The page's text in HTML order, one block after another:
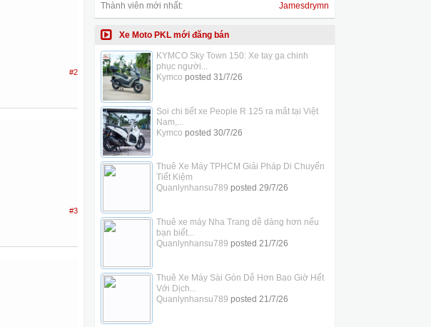
#2
#3
Thành viên mới nhất:
Jamesdrymn
Xe Moto PKL mới đăng bán
KYMCO Sky Town 150: Xe tay ga chinh
phục người...
Kymco posted 31/7/26
Soi chi tiết xe People R 125 ra mắt tại Việt
Nam,...
Kymco posted 30/7/26
Thuê Xe Máy TPHCM Giải Pháp Di Chuyển
Tiết Kiệm
Quanlynhansu789 posted 29/7/26
Thuê xe máy Nha Trang dễ dàng hơn nếu
bạn biết...
Quanlynhansu789 posted 21/7/26
Thuê Xe Máy Sài Gòn Dễ Hơn Bao Giờ Hết
Với Dịch...
Quanlynhansu789 posted 21/7/26